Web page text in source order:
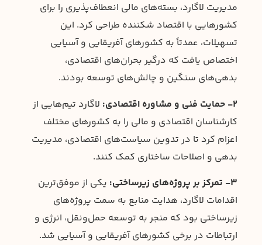
مدیریت لاگارد، بسته‌های مالی انعطاف‌پذیری را برای
کشورهایی با اقتصاد شکننده طراحی کرد. این
تسهیلات، عمدتاً به کشورهای آفریقایی و آسیایی
اختصاص یافت که درگیر بحران‌های اقتصادی،
بدهی‌های سنگین و چالش‌های توسعه بودند.
۲- حمایت فنی و مشاوره اقتصادی:
لاگارد تیم‌هایی از
کارشناسان اقتصادی و مالی را به کشورهای مختلف
اعزام کرد تا در تدوین سیاست‌های اقتصادی، مدیریت
بدهی و اصلاحات ساختاری کمک کنند.
۳- تمرکز بر پروژه‌های زیرساختی:
یکی از موفق‌ترین
اقدامات لاگارد، هدایت منابع به سمت پروژه‌های
زیرساختی بود که منجر به توسعه حمل‌ونقل، انرژی و
ارتباطات در برخی کشورهای آفریقایی و آسیایی شد.